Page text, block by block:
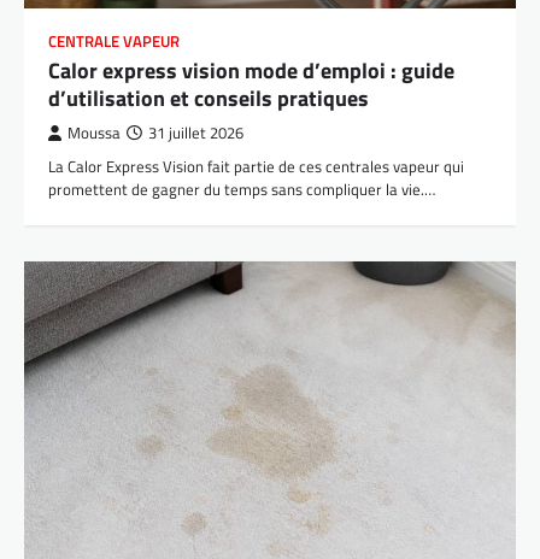
CENTRALE VAPEUR
Calor express vision mode d’emploi : guide
d’utilisation et conseils pratiques
Moussa 31 juillet 2026
La Calor Express Vision fait partie de ces centrales vapeur qui
promettent de gagner du temps sans compliquer la vie.…